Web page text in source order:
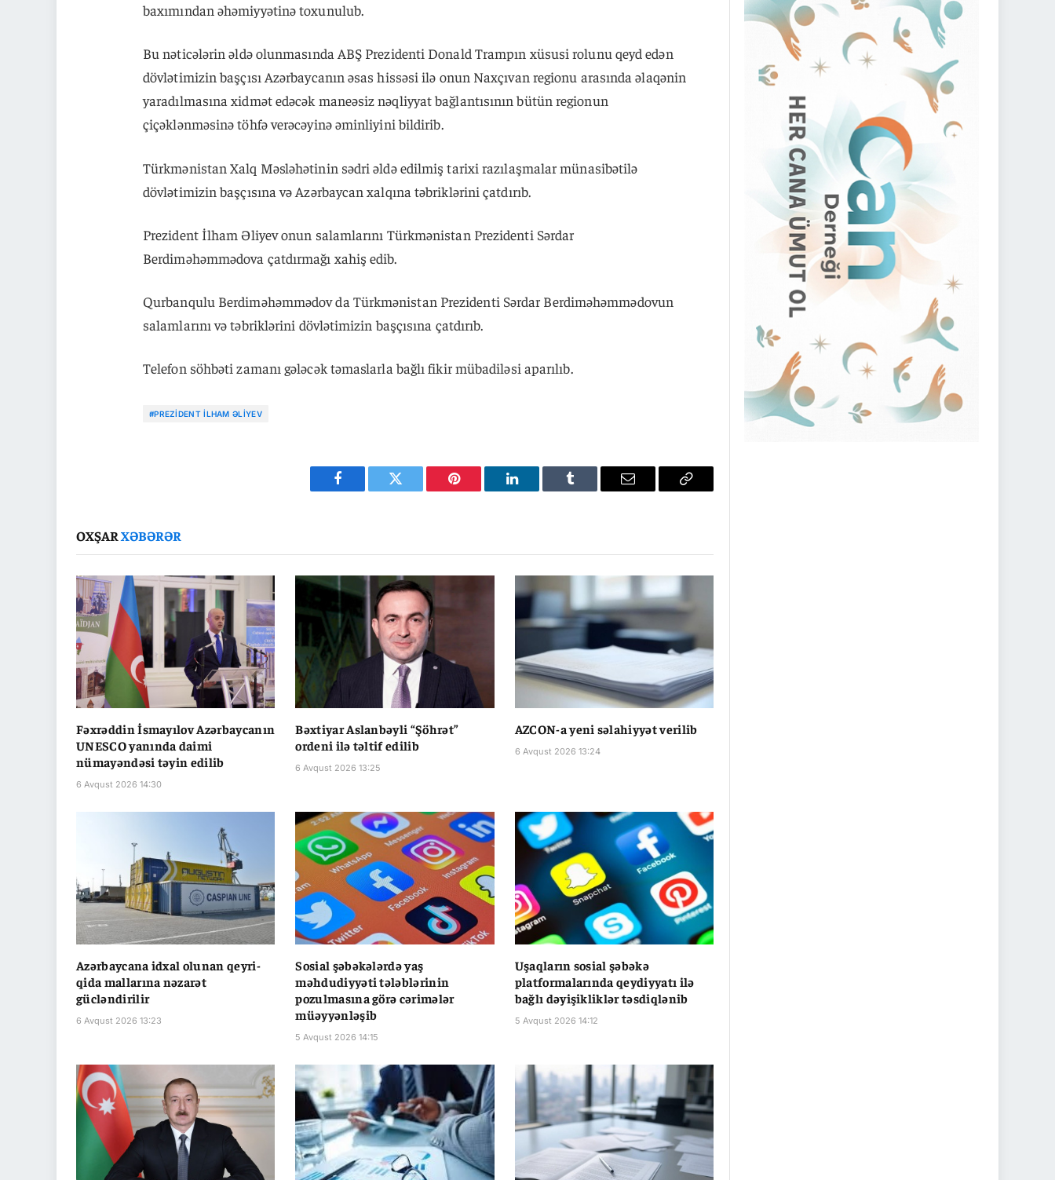
baxımından əhəmiyyətinə toxunulub.
Bu nəticələrin əldə olunmasında ABŞ Prezidenti Donald Trampın xüsusi rolunu qeyd edən
dövlətimizin başçısı Azərbaycanın əsas hissəsi ilə onun Naxçıvan regionu arasında əlaqənin
yaradılmasına xidmət edəcək maneəsiz nəqliyyat bağlantısının bütün regionun
çiçəklənməsinə töhfə verəcəyinə əminliyini bildirib.
Türkmənistan Xalq Məsləhətinin sədri əldə edilmiş tarixi razılaşmalar münasibətilə
dövlətimizin başçısına və Azərbaycan xalqına təbriklərini çatdırıb.
Prezident İlham Əliyev onun salamlarını Türkmənistan Prezidenti Sərdar
Berdiməhəmmədova çatdırmağı xahiş edib.
Qurbanqulu Berdiməhəmmədov da Türkmənistan Prezidenti Sərdar Berdiməhəmmədovun
salamlarını və təbriklərini dövlətimizin başçısına çatdırıb.
Telefon söhbəti zamanı gələcək təmaslarla bağlı fikir mübadiləsi aparılıb.
#PREZIDENT İLHAM ƏLIYEV
Facebook Twitter Pinterest LinkedIn Tumblr Email
Copy
OXŞARXƏBƏRƏR
Fəxrəddin İsmayılov Azərbaycanın
UNESCO yanında daimi
nümayəndəsi təyin edilib
6 Avqust 2026 14:30
Bəxtiyar Aslanbəyli “Şöhrət”
ordeni ilə təltif edilib
6 Avqust 2026 13:25
AZCON-a yeni səlahiyyət verilib
6 Avqust 2026 13:24
Azərbaycana idxal olunan qeyri-
qida mallarına nəzarət
gücləndirilir
6 Avqust 2026 13:23
Sosial şəbəkələrdə yaş
məhdudiyyəti tələblərinin
pozulmasına görə cərimələr
müəyyənləşib
5 Avqust 2026 14:15
Uşaqların sosial şəbəkə
platformalarında qeydiyyatı ilə
bağlı dəyişikliklər təsdiqlənib
5 Avqust 2026 14:12